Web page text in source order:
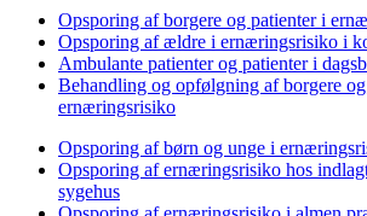
Opsporing af borgere og patienter i
Opsporing af ældre i ernæringsrisiko i
Ambulante patienter og patienter i
Behandling og opfølgning af borgere
ernæringsrisiko
Opsporing af børn og unge i
Opsporing af ernæringsrisiko hos
sygehus